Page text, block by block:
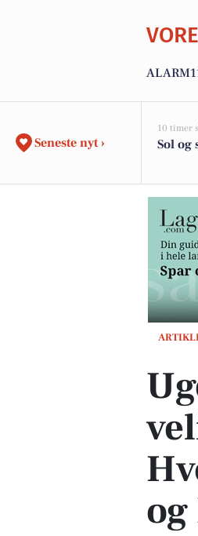
Seneste nyt ›
10 timer
Sol og
og